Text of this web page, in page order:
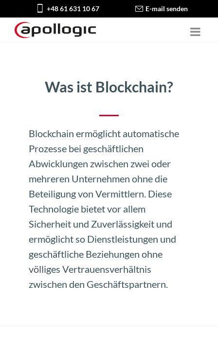
+48 61 631 10 67 E-mail senden
Was ist Blockchain?
Blockchain ermöglicht automatische
Prozesse bei geschäftlichen
Abwicklungen zwischen zwei oder
mehreren Unternehmen ohne die
Beteiligung von Vermittlern. Diese
Technologie bietet vor allem
Sicherheit und Zuverlässigkeit und
ermöglicht so Dienstleistungen und
geschäftliche Beziehungen ohne
völliges Vertrauensverhältnis
zwischen den Geschäftspartnern.